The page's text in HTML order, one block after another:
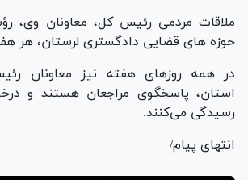
ملاقات مردمی رئیس کل، معاونان وی،
حوزه های قضایی دادگستری لرستان، هر
در همه روز‌های هفته نیز معاونان
استان، پاسخگوی مراجعان هستند و
رسیدگی می‌کنند.
انتهای پیام/